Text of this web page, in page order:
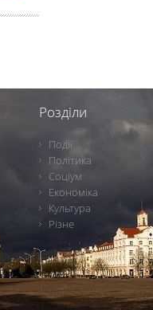
Розділи
Події
Політика
Соціум
Економіка
Культура
Різне